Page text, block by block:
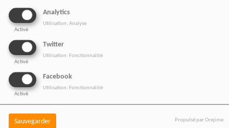
Analytics
Activé
Utilisation: Analyse
Twitter
Activé
Utilisation: Fonctionnalité
Facebook
Activé
Utilisation: Fonctionnalité
Sauvegarder Propulsé par Orejime